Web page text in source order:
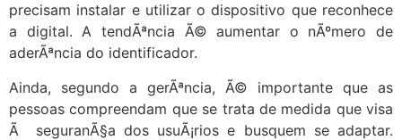
precisam instalar e utilizar o dispositivo que reconhece
a digital. A tendÃªncia Ã© aumentar o nÃºmero de
aderÃªncia do identificador.
Ainda, segundo a gerÃªncia, Ã© importante que as
pessoas compreendam que se trata de medida que visa
Ã seguranÃ§a dos usuÃ¡rios e busquem se adaptar.